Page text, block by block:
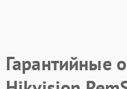
Гарантийные